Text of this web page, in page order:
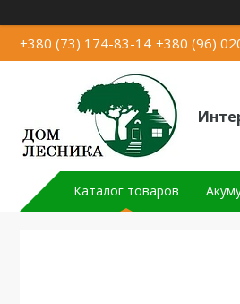
+380 (73) 174-83-14 +380 (96)
Каталог товаров